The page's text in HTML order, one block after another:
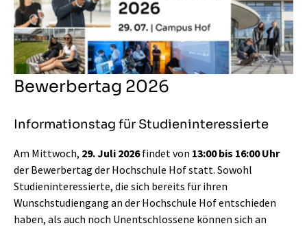
Bewerbertag 2026
Informationstag für Studieninteressierte
Am Mittwoch, 29. Juli 2026findet von 13:00 bis 16:00 Uhr
der Bewerbertag der Hochschule Hof statt. Sowohl
Studieninteressierte, die sich bereits für ihren
Wunschstudiengang an der Hochschule Hof entschieden
haben, als auch noch Unentschlossene können sich an